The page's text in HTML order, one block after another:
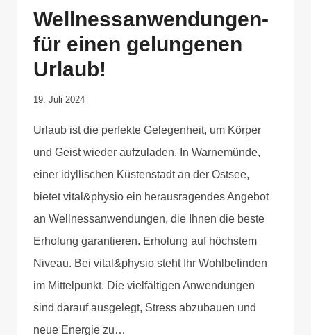
Wellnessanwendungen-
für einen gelungenen
Urlaub!
Von
Krause
19. Juli 2024
Urlaub ist die perfekte Gelegenheit, um Körper
und Geist wieder aufzuladen. In Warnemünde,
einer idyllischen Küstenstadt an der Ostsee,
bietet vital&physio ein herausragendes Angebot
an Wellnessanwendungen, die Ihnen die beste
Erholung garantieren. Erholung auf höchstem
Niveau. Bei vital&physio steht Ihr Wohlbefinden
im Mittelpunkt. Die vielfältigen Anwendungen
sind darauf ausgelegt, Stress abzubauen und
neue Energie zu…